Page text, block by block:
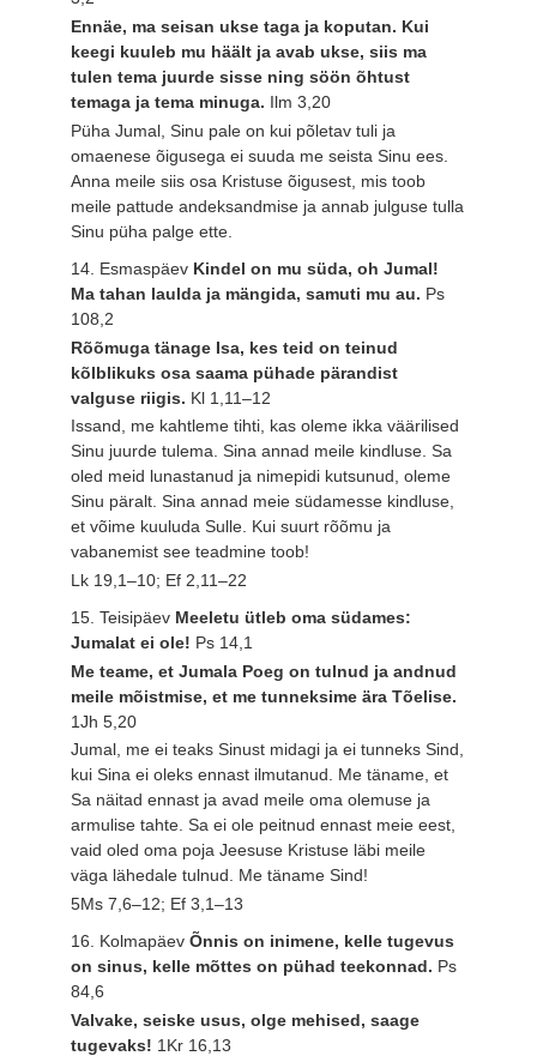
Ennäe, ma seisan ukse taga ja koputan. Kui
keegi kuuleb mu häält ja avab ukse, siis ma
tulen tema juurde sisse ning söön õhtust
temaga ja tema minuga. Ilm 3,20
Püha Jumal, Sinu pale on kui põletav tuli ja
omaenese õigusega ei suuda me seista Sinu ees.
Anna meile siis osa Kristuse õigusest, mis toob
meile pattude andeksandmise ja annab julguse tulla
Sinu püha palge ette.
14. Esmaspäev Kindel on mu süda, oh Jumal!
Ma tahan laulda ja mängida, samuti mu au. Ps
108,2
Rõõmuga tänage Isa, kes teid on teinud
kõlblikuks osa saama pühade pärandist
valguse riigis. Kl 1,11–12
Issand, me kahtleme tihti, kas oleme ikka väärilised
Sinu juurde tulema. Sina annad meile kindluse. Sa
oled meid lunastanud ja nimepidi kutsunud, oleme
Sinu päralt. Sina annad meie südamesse kindluse,
et võime kuuluda Sulle. Kui suurt rõõmu ja
vabanemist see teadmine toob!
Lk 19,1–10; Ef 2,11–22
15. Teisipäev Meeletu ütleb oma südames:
Jumalat ei ole! Ps 14,1
Me teame, et Jumala Poeg on tulnud ja andnud
meile mõistmise, et me tunneksime ära Tõelise.
1Jh 5,20
Jumal, me ei teaks Sinust midagi ja ei tunneks Sind,
kui Sina ei oleks ennast ilmutanud. Me täname, et
Sa näitad ennast ja avad meile oma olemuse ja
armulise tahte. Sa ei ole peitnud ennast meie eest,
vaid oled oma poja Jeesuse Kristuse läbi meile
väga lähedale tulnud. Me täname Sind!
5Ms 7,6–12; Ef 3,1–13
16. KolmapäevÕnnis on inimene, kelle tugevus
on sinus, kelle mõttes on pühad teekonnad. Ps
84,6
Valvake, seiske usus, olge mehised, saage
tugevaks! 1Kr 16,13